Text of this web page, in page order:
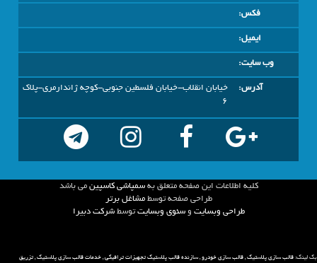
فکس:
ایمیل:
وب سایت:
آدرس:
خیابان انقلاب-خیابان فلسطین جنوبی-کوچه ژاندارمری-پلاک
6
كليه اطلاعات اين صفحه متعلق بهسمپاشی کاسپینمي باشد
طراحي صفحه توسطمشاغل برتر
طراحی وبسایت وسئوی وبسایتتوسطشركت دبيرا
بک لینک:قالب سازی پلاستیک,قالب سازی خودرو,سازنده قالب پلاستیک تجهیزات ترافیکی,خدمات قالب سازی پلاستیک,تزریق